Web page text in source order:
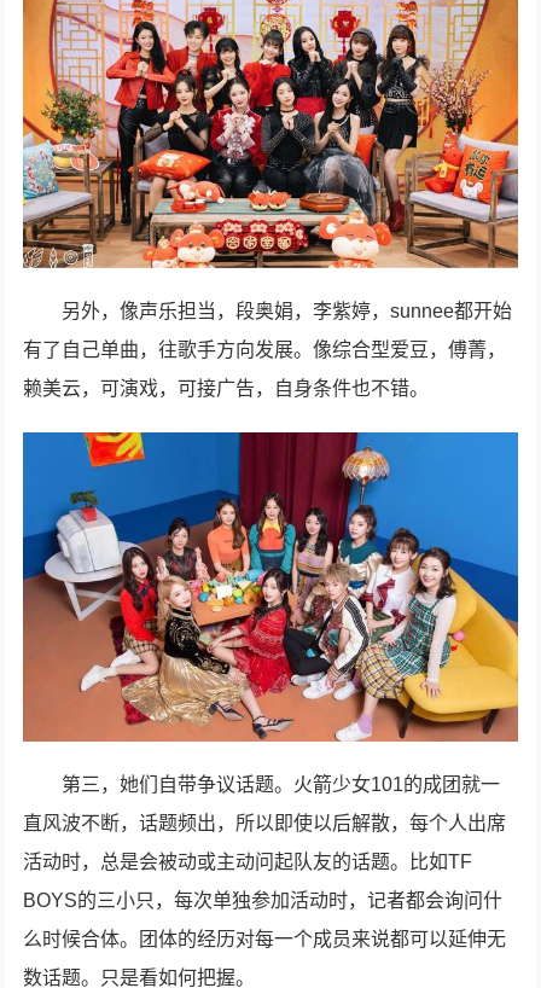
另外，像声乐担当，段奥娟，李紫婷，sunnee都开始
有了自己单曲，往歌手方向发展。像综合型爱豆，傅菁，
赖美云，可演戏，可接广告，自身条件也不错。
第三，她们自带争议话题。火箭少女101的成团就一
直风波不断，话题频出，所以即使以后解散，每个人出席
活动时，总是会被动或主动问起队友的话题。比如TF
BOYS的三小只，每次单独参加活动时，记者都会询问什
么时候合体。团体的经历对每一个成员来说都可以延伸无
数话题。只是看如何把握。